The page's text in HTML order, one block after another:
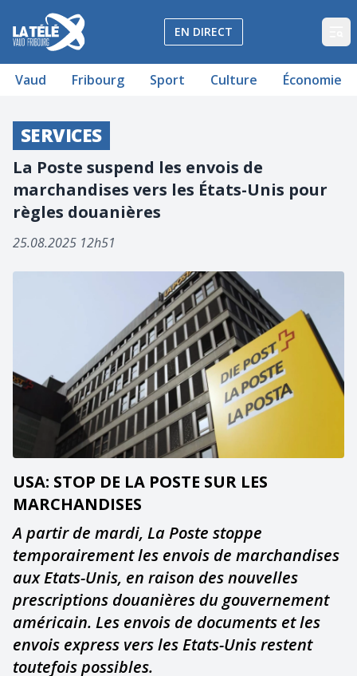
La Télé - Télévision régionale Vaud et Fribourg
EN DIRECT
Vaud Fribourg Sport Culture Économie
SERVICES
La Poste suspend les envois de
marchandises vers les États-Unis pour
règles douanières
25.08.2025 12h51
USA: STOP DE LA POSTE SUR LES
MARCHANDISES
A partir de mardi, La Poste stoppe
temporairement les envois de marchandises
aux Etats-Unis, en raison des nouvelles
prescriptions douanières du gouvernement
américain. Les envois de documents et les
envois express vers les Etats-Unis restent
toutefois possibles.